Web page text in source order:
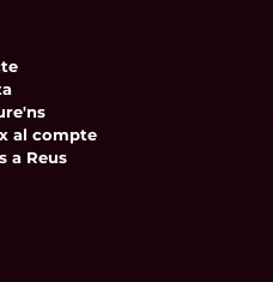
al compte
a Reus